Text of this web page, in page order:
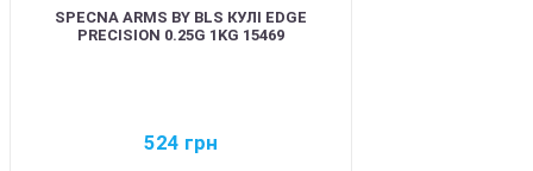
SPECNA ARMS BY BLS КУЛІ EDGE
PRECISION 0.25G 1KG 15469
524 грн